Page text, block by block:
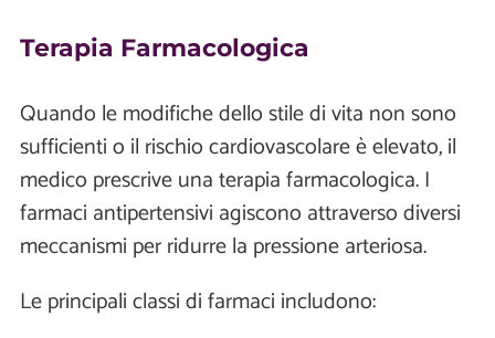
Terapia Farmacologica
Quando le modifiche dello stile di vita non sono
sufficienti o il rischio cardiovascolare è elevato, il
medico prescrive una terapia farmacologica. I
farmaci antipertensivi agiscono attraverso diversi
meccanismi per ridurre la pressione arteriosa.
Le principali classi di farmaci includono: